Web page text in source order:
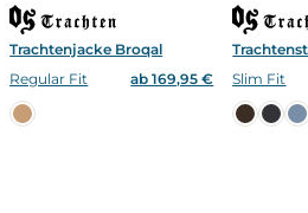
Trachtenjacke Broqal
Regular Fit
ab 169,95 €
Slim Fit